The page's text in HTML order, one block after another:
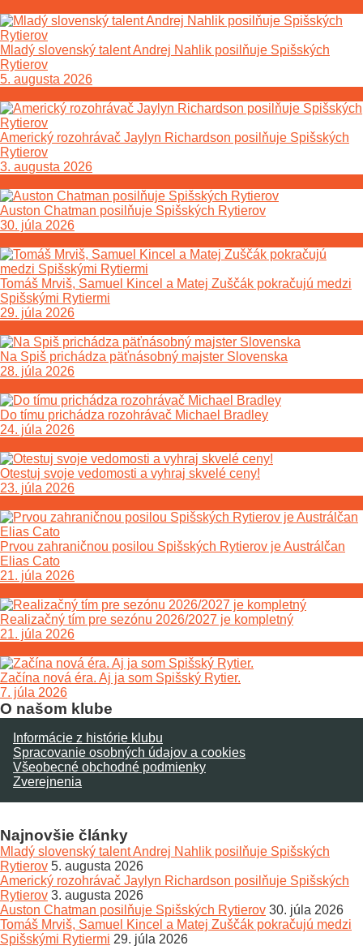
Mladý slovenský talent Andrej Nahlik posilňuje Spišských
Rytierov
5. augusta 2026
Americký rozohrávač Jaylyn Richardson posilňuje Spišských
Rytierov
3. augusta 2026
Auston Chatman posilňuje Spišských Rytierov
30. júla 2026
Tomáš Mrviš, Samuel Kincel a Matej Zuščák pokračujú medzi
Spišskými Rytiermi
29. júla 2026
Na Spiš prichádza päťnásobný majster Slovenska
28. júla 2026
Do tímu prichádza rozohrávač Michael Bradley
24. júla 2026
Otestuj svoje vedomosti a vyhraj skvelé ceny!
23. júla 2026
Prvou zahraničnou posilou Spišských Rytierov je Austrálčan
Elias Cato
21. júla 2026
Realizačný tím pre sezónu 2026/2027 je kompletný
21. júla 2026
Začína nová éra. Aj ja som Spišský Rytier.
7. júla 2026
O našom klube
Informácie z histórie klubu
Spracovanie osobných údajov a cookies
Všeobecné obchodné podmienky
Zverejnenia
Najnovšie články
Mladý slovenský talent Andrej Nahlik posilňuje Spišských
Rytierov 5. augusta 2026
Americký rozohrávač Jaylyn Richardson posilňuje Spišských
Rytierov 3. augusta 2026
Auston Chatman posilňuje Spišských Rytierov 30. júla 2026
Tomáš Mrviš, Samuel Kincel a Matej Zuščák pokračujú medzi
Spišskými Rytiermi 29. júla 2026